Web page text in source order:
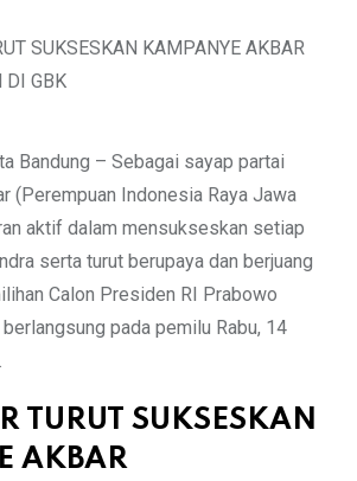
Bandung – Sebagai sayap partai
(Perempuan Indonesia Raya Jawa
aktif dalam mensukseskan setiap
serta turut berupaya dan berjuang
Calon Presiden RI Prabowo
pada pemilu Rabu, 14
TURUT SUKSESKAN
AKBAR